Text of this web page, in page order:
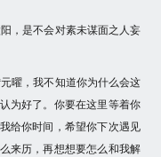
，是不会对素未谋面之人妄
曜，我不知道你为什么会这
为好了。你要在这里等着你
给你时间，希望你下次遇见
来历，再想想要怎么和我解